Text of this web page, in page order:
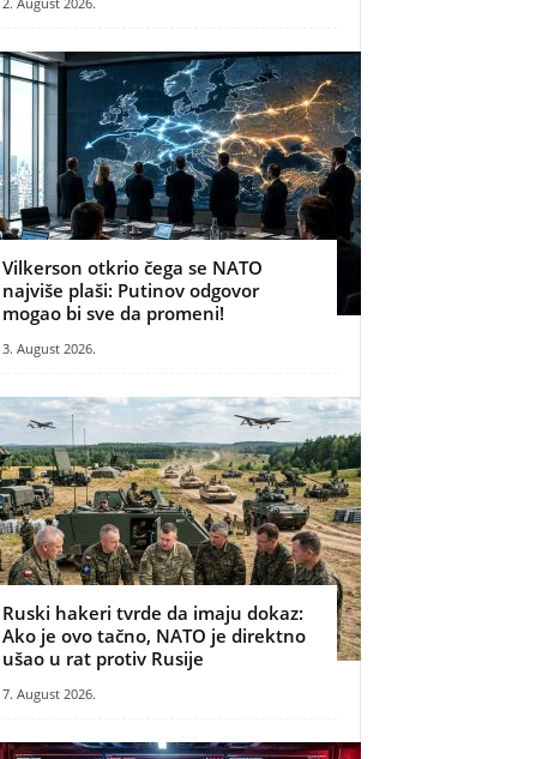
Vilkerson otkrio čega se NATO
najviše plaši: Putinov odgovor
mogao bi sve da promeni!
3. August 2026.
Ruski hakeri tvrde da imaju dokaz:
Ako je ovo tačno, NATO je direktno
ušao u rat protiv Rusije
7. August 2026.